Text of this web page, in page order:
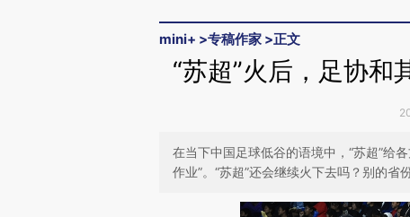
mini+ >专稿作家 >正文
“苏超”火后，足协和
在当下中国足球低谷的语境中，“苏超”给
作业”。“苏超”还会继续火下去吗？别的省